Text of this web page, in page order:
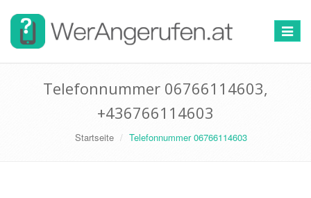
Toggle
Telefonnummer 06766114603,
+436766114603
Startseite Telefonnummer 06766114603